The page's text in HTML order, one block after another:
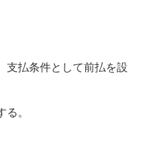
支払条件として前払を設
。